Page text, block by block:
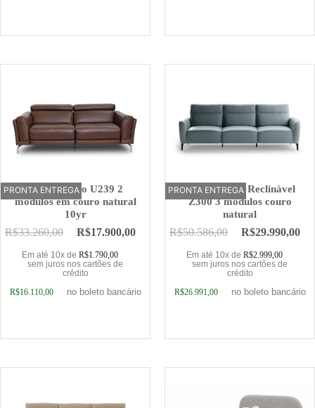
OFERTA
PRONTA ENTREGA
Sofá Elétrico U239 2
módulos em couro natural
10yr
R$33.260,00 R$17.900,00
Em até 10x de R$1.790,00
sem juros nos cartões de
crédito
R$16.110,00 no boleto bancário
OFERTA
PRONTA ENTREGA
Sofá Elétrico Reclinável
Z300 3 módulos couro
natural
R$50.586,00 R$29.990,00
Em até 10x de R$2.999,00
sem juros nos cartões de
crédito
R$26.991,00 no boleto bancário